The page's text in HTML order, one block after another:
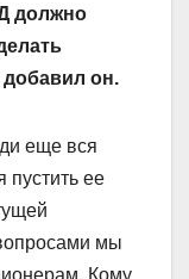
должно
он.
еще вся
пустить ее
мы